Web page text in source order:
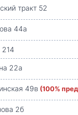
тракт 52
44а
22а
49в (100%
2б